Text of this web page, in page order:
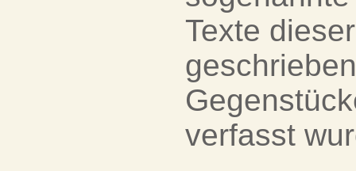
Texte
verfasst